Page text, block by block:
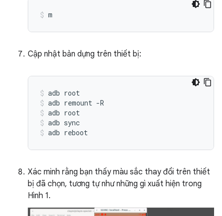
m
Cập nhật bản dựng trên thiết bị:
adb root
adb remount -R
adb root
adb sync
adb reboot
Xác minh rằng bạn thấy màu sắc thay đổi trên thiết
bị đã chọn, tương tự như những gì xuất hiện trong
Hình 1.